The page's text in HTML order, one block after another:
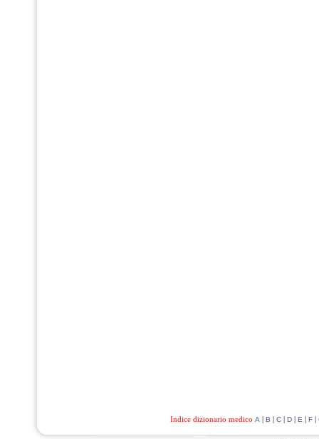
Indice dizionario medico A | B | C| D| E | F|